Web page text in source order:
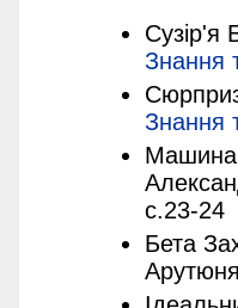
Сузір'я
Знання
Знання
Машина
с.23-24
Бета